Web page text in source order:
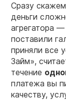
Сразу
деньги
агрегатора
поставили
приняли все
Займ»,
течение
платежа вы
качеству,